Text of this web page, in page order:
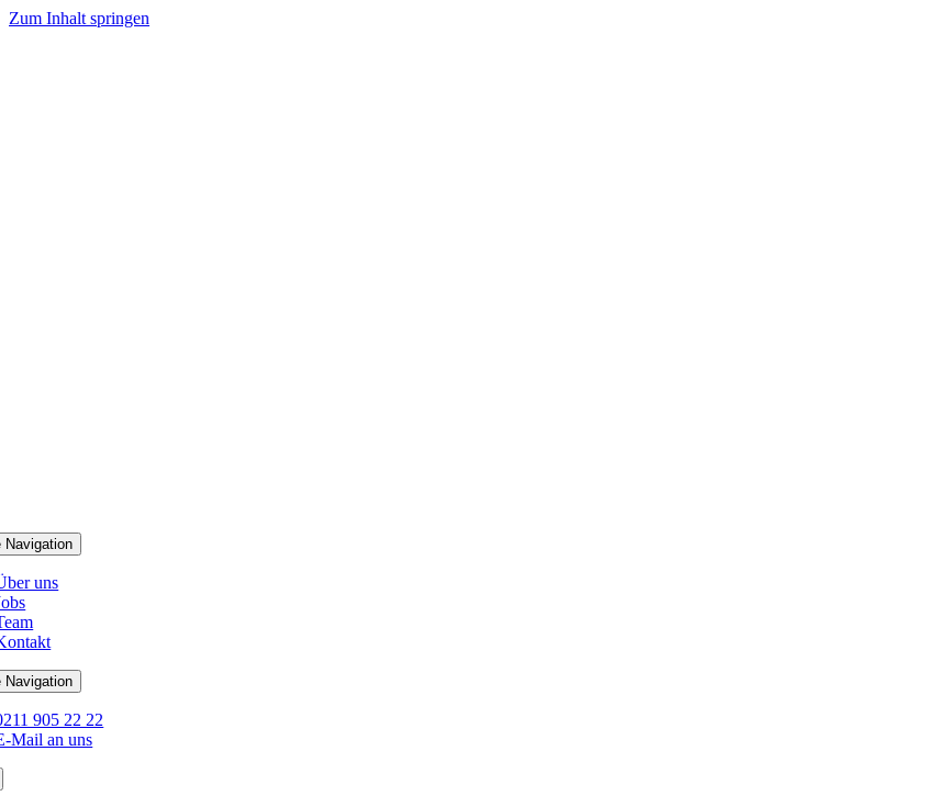
Zum Inhalt springen
Navigation
uns
Navigation
905 22 22
Mail an uns